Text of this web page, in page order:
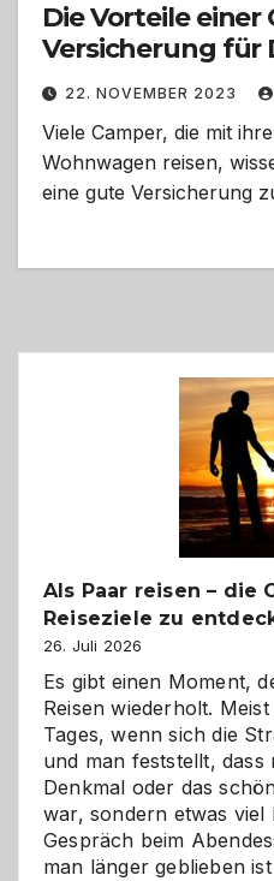
Die Vorteile einer
Versicherung für
22. NOVEMBER 2023
Viele Camper, die mit
Wohnwagen reisen,
eine gute Versicherung
Als Paar reisen – die
Reiseziele zu
26. Juli 2026
Es gibt einen Moment,
Reisen wiederholt.
Tages, wenn sich die
und man feststellt, dass
Denkmal oder das
war, sondern etwas viel
Gespräch beim
man länger geblieben